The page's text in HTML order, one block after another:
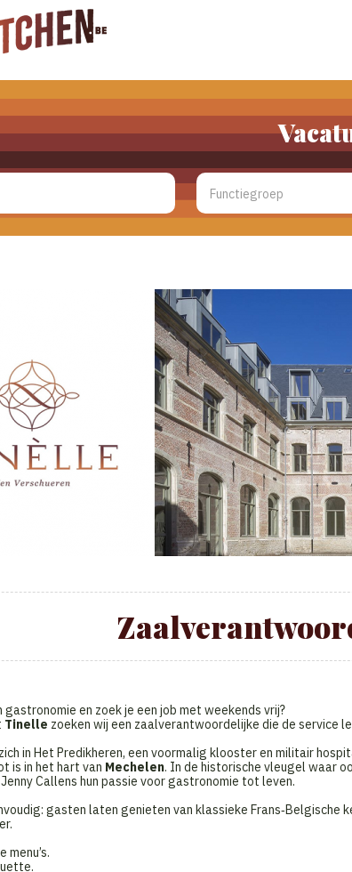
gastronomie en zoek je een job met weekends vrij?
Tinelle zoeken wij een zaalverantwoordelijke die de service
in Het Predikheren, een voormalig klooster en militair
is in het hart van Mechelen. In de historische vleugel waar
Callens hun passie voor gastronomie tot leven.
gasten laten genieten van klassieke Frans‑Belgische
menu’s.